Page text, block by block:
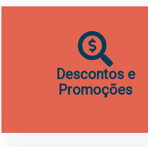
Descontos e
Promoções